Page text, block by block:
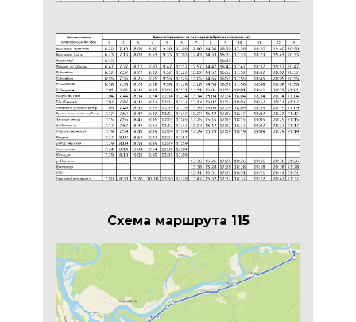
Схема маршрута 115